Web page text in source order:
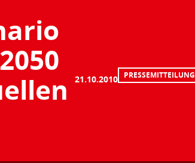
21.10.2010 PRESSEMITTEILUNG